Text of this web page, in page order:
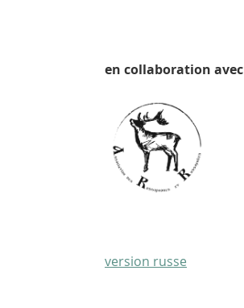
en collaboration avec
version russe